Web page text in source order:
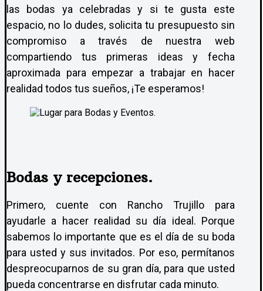
las bodas ya celebradas y si te gusta este
espacio, no lo dudes, solicita tu presupuesto sin
compromiso a través de nuestra web
compartiendo tus primeras ideas y fecha
aproximada para empezar a trabajar en hacer
realidad todos tus sueños, ¡Te esperamos!
Bodas y recepciones.
Primero, cuente con Rancho Trujillo para
ayudarle a hacer realidad su día ideal. Porque
sabemos lo importante que es el día de su boda
para usted y sus invitados. Por eso, permítanos
despreocuparnos de su gran día, para que usted
pueda concentrarse en disfrutar cada minuto.